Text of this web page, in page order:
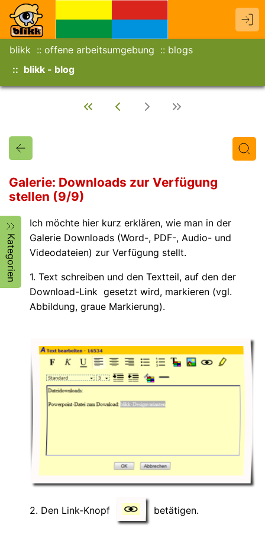
blikk offene arbeitsumgebung
blogs
blikk - blog
Galerie: Downloads zur Verfügung
stellen (9/9)
Kategorien
Ich möchte hier kurz erklären, wie man in der
Galerie Downloads (Word-, PDF-, Audio- und
Videodateien) zur Verfügung stellt.
1. Text schreiben und den Textteil, auf den der
Download-Link gesetzt wird, markieren (vgl.
Abbildung, graue Markierung).
2. Den Link-Knopf betätigen.